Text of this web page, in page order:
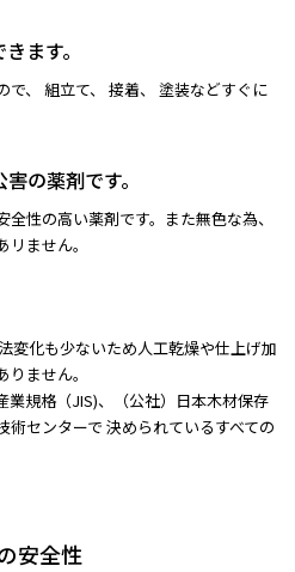
ます。
、 組立て、 接着、 塗装などすぐに
の薬剤です。
性の高い薬剤です。また無色な為、
ません。
変化も少ないため人工乾燥や仕上げ加
ません。
規格（JIS)、（公社）日本木材保存
センターで 決められているすべての
安全性